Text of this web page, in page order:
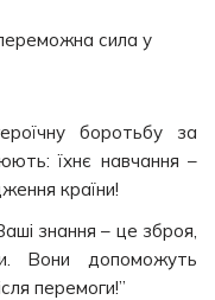
сила у
боротьбу за
їхнє навчання –
країни!
знання – це зброя,
Вони допоможуть
перемоги!”